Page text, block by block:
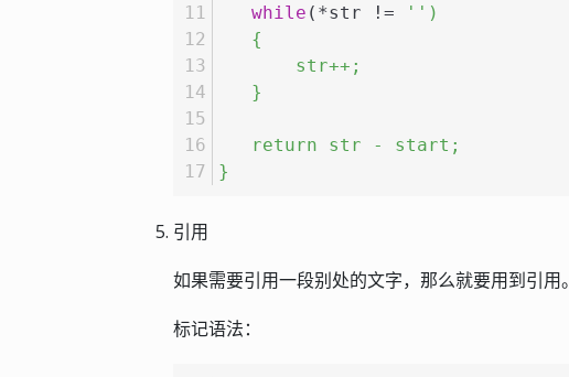
while (*str !=
'')
   {
       str++;
   }
   return str - start;
}
引用
如果需要引用一段别处的文字，那么就要用到引用。
标记语法：